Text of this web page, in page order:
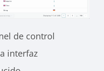
de control
interfaz